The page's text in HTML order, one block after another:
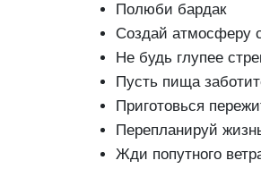
Полюби бардак
Создай атмосферу
Не будь глупее
Пусть пища
Приготовься
Перепланируй
Жди попутного